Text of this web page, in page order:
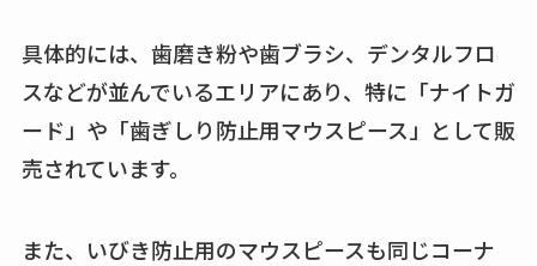
具体的には、歯磨き粉や歯ブラシ、デンタルフロ
スなどが並んでいるエリアにあり、特に「ナイトガ
ード」や「歯ぎしり防止用マウスピース」として販
売されています。
また、いびき防止用のマウスピースも同じコーナ